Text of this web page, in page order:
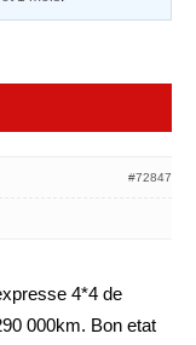
#72847
4*4 de
000km. Bon etat